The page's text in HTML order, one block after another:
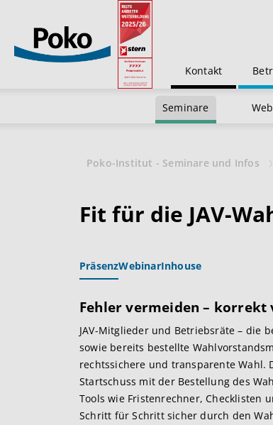
Kontakt
Seminare
Poko-Institut - Seminare und Infos
Fit für die JAV-
PräsenzWebinarInhouse
Fehler vermeiden –
JAV-Mitglieder und Betriebsräte – die
sowie bereits bestellte
rechtssichere und transparente Wahl.
Startschuss mit der Bestellung des
Tools wie Fristenrechner, Checklisten
Schritt für Schritt sicher durch den